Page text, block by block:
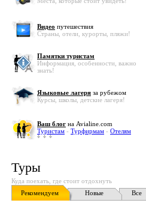
Видео путешествия
Страны, отели, курорты, пляжи!
Памятки туристам
Информация, особенности, важно
знать!
Языковые лагеря за рубежом
Курсы, школы, детские лагеря!
Ваш блог на Avialine.com
Туристам - Турфирмам - Отелям
Туры
Куда поехать, где стоит отдохнуть
Рекомендуем
Новые Все